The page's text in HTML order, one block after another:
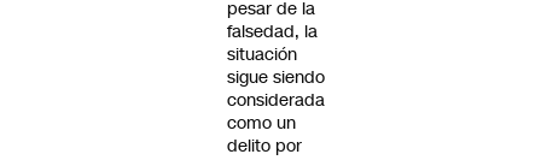
pesar de la
falsedad, la
situación
sigue siendo
considerada
como un
delito por